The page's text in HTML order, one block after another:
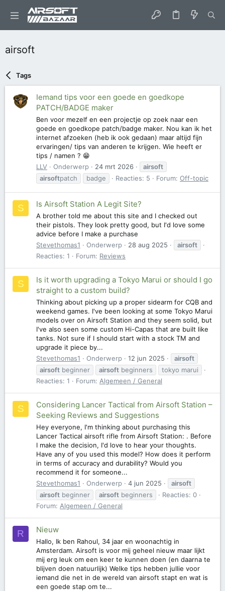
airsoft
Tags
Iemand tips voor een goede en goedkope
PATCH/BADGE maker
Ben voor mezelf en een projectje op zoek naar een
goede en goedkope patch/badge maker. Nou kan ik het
internet afzoeken (heb ik ook gedaan) maar altijd fijn
ervaringen/ tips van anderen te krijgen. Wie heeft er
tips / namen ? 😁
LLV
Onderwerp 24 mrt 2026
airsoft
airsoftpatch badge Reacties: 5 Forum: Off-topic
S Is Airsoft Station A Legit Site?
A brother told me about this site and I checked out
their pistols. They look pretty good, but I'd love some
advice before I make a purchase
Stevethomas1
Onderwerp 28 aug 2025
airsoft
Reacties: 1
Forum: Reviews
S
Is it worth upgrading a Tokyo Marui or should I go
straight to a custom build?
Thinking about picking up a proper sidearm for CQB and
weekend games. I've been looking at some Tokyo Marui
models over on Airsoft Station and they seem solid, but
I've also seen some custom Hi-Capas that are built like
tanks. Not sure if I should start with a stock TM and
upgrade it piece by...
Stevethomas1
Onderwerp 12 jun 2025
airsoft
airsoft beginner airsoft beginners
tokyo marui
Reacties: 1
Forum: Algemeen / General
S
Considering Lancer Tactical from Airsoft Station –
Seeking Reviews and Suggestions
Hey everyone, I'm thinking about purchasing this
Lancer Tactical airsoft rifle from Airsoft Station: . Before
I make the decision, I'd love to hear your thoughts.
Have any of you used this model? How does it perform
in terms of accuracy and durability? Would you
recommend it for someone...
Stevethomas1
Onderwerp 4 jun 2025
airsoft
airsoft beginner airsoft beginners
Reacties: 0
Forum: Algemeen / General
R Nieuw
Hallo, Ik ben Rahoul, 34 jaar en woonachtig in
Amsterdam. Airsoft is voor mij geheel nieuw maar lijkt
mij erg leuk om een keer te kunnen doen (en daarna te
blijven doen natuurlijk) Welke tips hebben jullie voor
iemand die net in de wereld van airsoft stapt en wat is
een goede stap om te...